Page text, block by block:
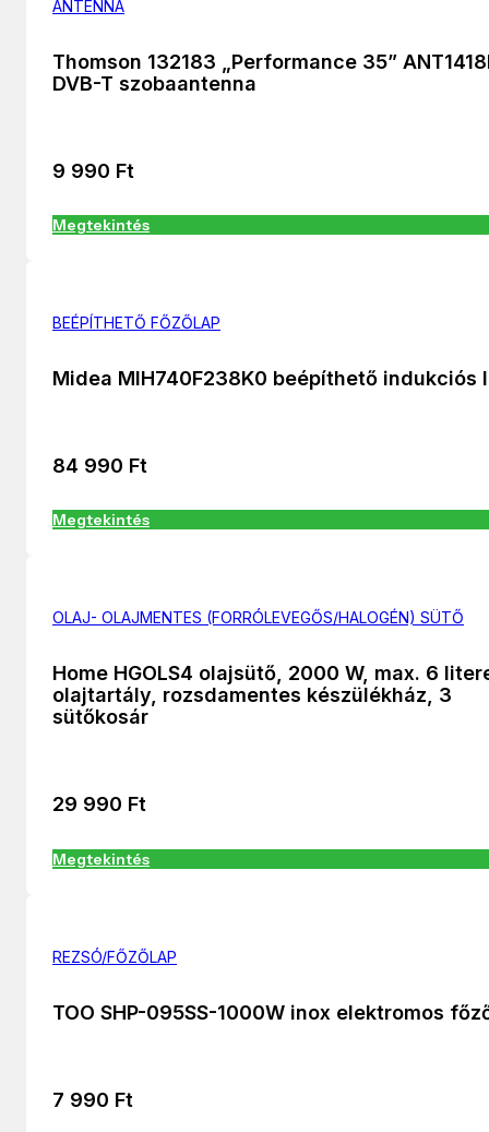
ANTENNA
Thomson 132183 „Performance 35”
DVB-T szobaantenna
9 990 Ft
Megtekintés
BEÉPÍTHETŐ FŐZŐLAP
Midea MIH740F238K0 beépíthető indukciós
84 990 Ft
Megtekintés
OLAJ- OLAJMENTES (FORRÓLEVEGŐS/HALOGÉN) SÜTŐ
Home HGOLS4 olajsütő, 2000 W, max. 6
olajtartály, rozsdamentes készülékház, 3
sütőkosár
29 990 Ft
Megtekintés
REZSÓ/FŐZŐLAP
TOO SHP-095SS-1000W inox elektromos
7 990 Ft